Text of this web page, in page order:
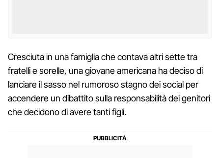
Cresciuta in una famiglia che contava altri sette tra
fratelli e sorelle, una giovane americana ha deciso di
lanciare il sasso nel rumoroso stagno dei social per
accendere un dibattito sulla responsabilità dei genitori
che decidono di avere tanti figli.